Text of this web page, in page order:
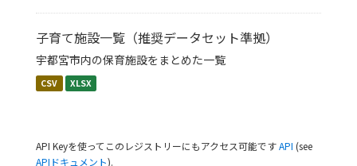
子育て施設一覧（推奨データセット準拠）
宇都宮市内の保育施設をまとめた一覧
CSV XLSX
API Keyを使ってこのレジストリーにもアクセス可能ですAPI (see
APIドキュメント).